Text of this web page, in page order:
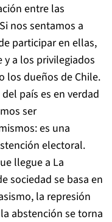
entre las
nos sentamos a
participar en ellas,
y a los privilegiados
los dueños de Chile.
país es en verdad
ser
es una
electoral.
llegue a La
sociedad se basa en
la represión
abstención se torna